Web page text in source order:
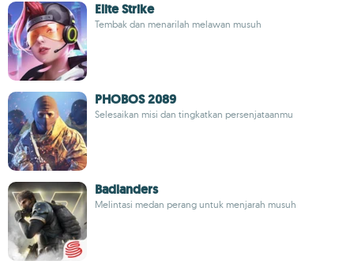
Elite Strike
Tembak dan menarilah melawan musuh
PHOBOS 2089
Selesaikan misi dan tingkatkan persenjataanmu
Badlanders
Melintasi medan perang untuk menjarah musuh